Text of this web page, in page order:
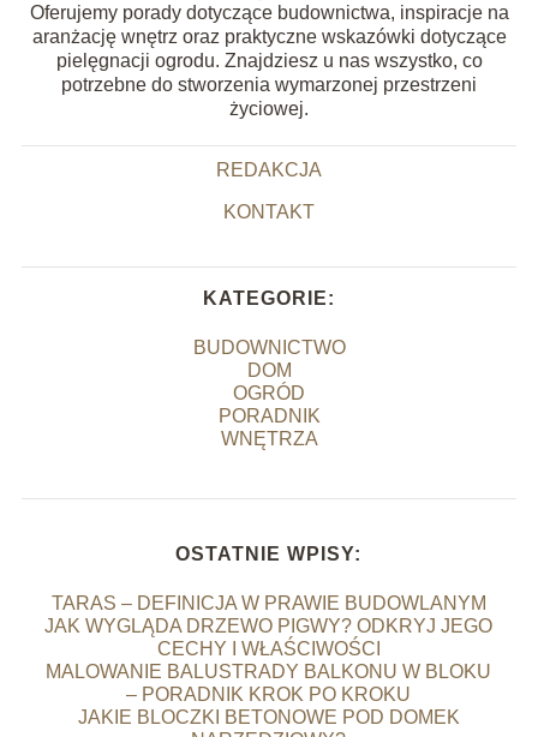
Oferujemy porady dotyczące budownictwa, inspiracje na
aranżację wnętrz oraz praktyczne wskazówki dotyczące
pielęgnacji ogrodu. Znajdziesz u nas wszystko, co
potrzebne do stworzenia wymarzonej przestrzeni
życiowej.
REDAKCJA
KONTAKT
KATEGORIE:
BUDOWNICTWO
DOM
OGRÓD
PORADNIK
WNĘTRZA
OSTATNIE WPISY:
TARAS – DEFINICJA W PRAWIE BUDOWLANYM
JAK WYGLĄDA DRZEWO PIGWY? ODKRYJ JEGO
CECHY I WŁAŚCIWOŚCI
MALOWANIE BALUSTRADY BALKONU W BLOKU
– PORADNIK KROK PO KROKU
JAKIE BLOCZKI BETONOWE POD DOMEK